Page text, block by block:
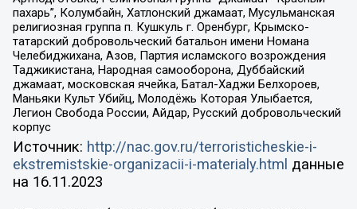
пахарь”, Колумбайн, Хатлонский джамаат, Мусульманская
религиозная группа п. Кушкуль г. Оренбург, Крымско-
татарский добровольческий батальон имени Номана
Челебиджихана, Азов, Партия исламского возрождения
Таджикистана, Народная самооборона, Дуббайский
джамаат, московская ячейка, Батал-Хаджи Белхороев,
Маньяки Культ Убийц, Молодёжь Которая Улыбается,
Легион Свобода России, Айдар, Русский добровольческий
корпус
Источник: http://nac.gov.ru/terroristicheskie-i-
ekstremistskie-organizacii-i-materialy.html данные
на 16.11.2023